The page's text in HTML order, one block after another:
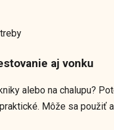
aj vonku
alebo na chalupu?
Môže sa